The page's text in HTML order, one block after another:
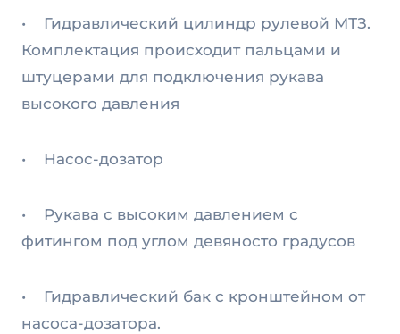
• Гидравлический цилиндр рулевой МТЗ.
Комплектация происходит пальцами и
штуцерами для подключения рукава
высокого давления
• Насос-дозатор
• Рукава с высоким давлением с
фитингом под углом девяносто градусов
• Гидравлический бак с кронштейном от
насоса-дозатора.